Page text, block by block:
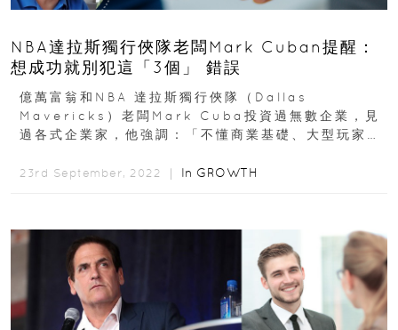
NBA達拉斯獨行俠隊老闆Mark Cuban提醒：
想成功就別犯這「3個」 錯誤
億萬富翁和NBA 達拉斯獨行俠隊（Dallas
Mavericks）老闆Mark Cuba投資過無數企業，見
過各式企業家，他強調：「不懂商業基礎、大型玩家加
23rd September, 2022 ｜ In GROWTH